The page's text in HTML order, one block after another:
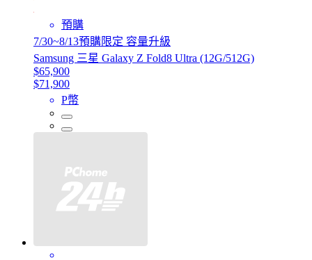
預購
7/30~8/13預購限定 容量升級
Samsung 三星 Galaxy Z Fold8 Ultra (12G/512G)
$65,900
$71,900
P幣